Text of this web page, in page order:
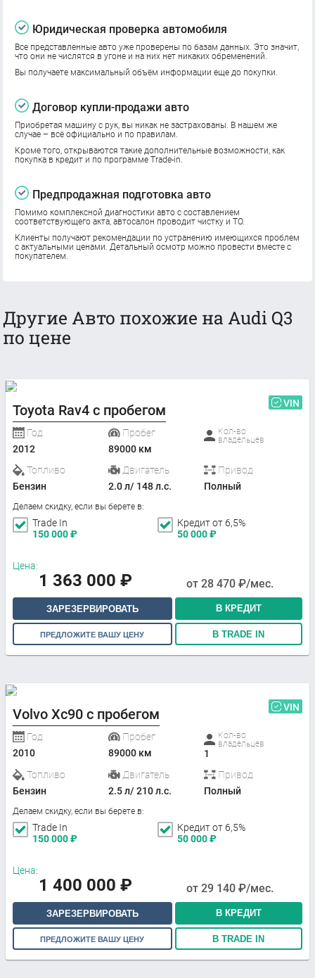
Юридическая проверка автомобиля
Все представленные авто уже проверены по базам данных. Это значит,
что они не числятся в угоне и на них нет никаких обременений.
Вы получаете максимальный объём информации еще до покупки.
Договор купли-продажи авто
Приобретая машину с рук, вы никак не застрахованы. В нашем же
случае – всё официально и по правилам.
Кроме того, открываются такие дополнительные возможности, как
покупка в кредит и по программе Trade-in.
Предпродажная подготовка авто
Помимо комплексной диагностики авто с составлением
соответствующего акта, автосалон проводит чистку и ТО.
Клиенты получают рекомендации по устранению имеющихся проблем
с актуальными ценами. Детальный осмотр можно провести вместе с
покупателем.
Другие Авто похожие на Audi Q3
по цене
Toyota Rav4 с пробегом VIN
Год
2012
Пробег
89000 км
Кол-во
владельцев
Топливо
Бензин
Двигатель
2.0 л/ 148 л.с.
Привод
Полный
Делаем скидку, если вы берете в:
Trade In
150 000₽
Кредит от 6,5%
50 000₽
Цена:
1 363 000 ₽ от 28 470 ₽/мес.
ЗАРЕЗЕРВИРОВАТЬ В КРЕДИТ
ПРЕДЛОЖИТЕ ВАШУ ЦЕНУ В TRADE IN
Volvo Xc90 с пробегом VIN
Год
2010
Пробег
89000 км
Кол-во
владельцев
1
Топливо
Бензин
Двигатель
2.5 л/ 210 л.с.
Привод
Полный
Делаем скидку, если вы берете в:
Trade In
150 000₽
Кредит от 6,5%
50 000₽
Цена:
1 400 000 ₽ от 29 140 ₽/мес.
ЗАРЕЗЕРВИРОВАТЬ В КРЕДИТ
ПРЕДЛОЖИТЕ ВАШУ ЦЕНУ В TRADE IN